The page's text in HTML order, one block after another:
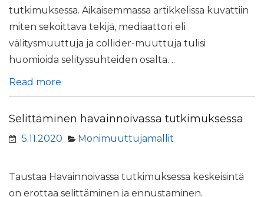
tutkimuksessa. Aikaisemmassa artikkelissa kuvattiin
miten sekoittava tekijä, mediaattori eli
välitysmuuttuja ja collider-muuttuja tulisi
huomioida selityssuhteiden osalta. ..
Read more
Selittäminen havainnoivassa tutkimuksessa
5.11.2020 Monimuuttujamallit
Taustaa Havainnoivassa tutkimuksessa keskeisintä
on erottaa selittäminen ja ennustaminen.